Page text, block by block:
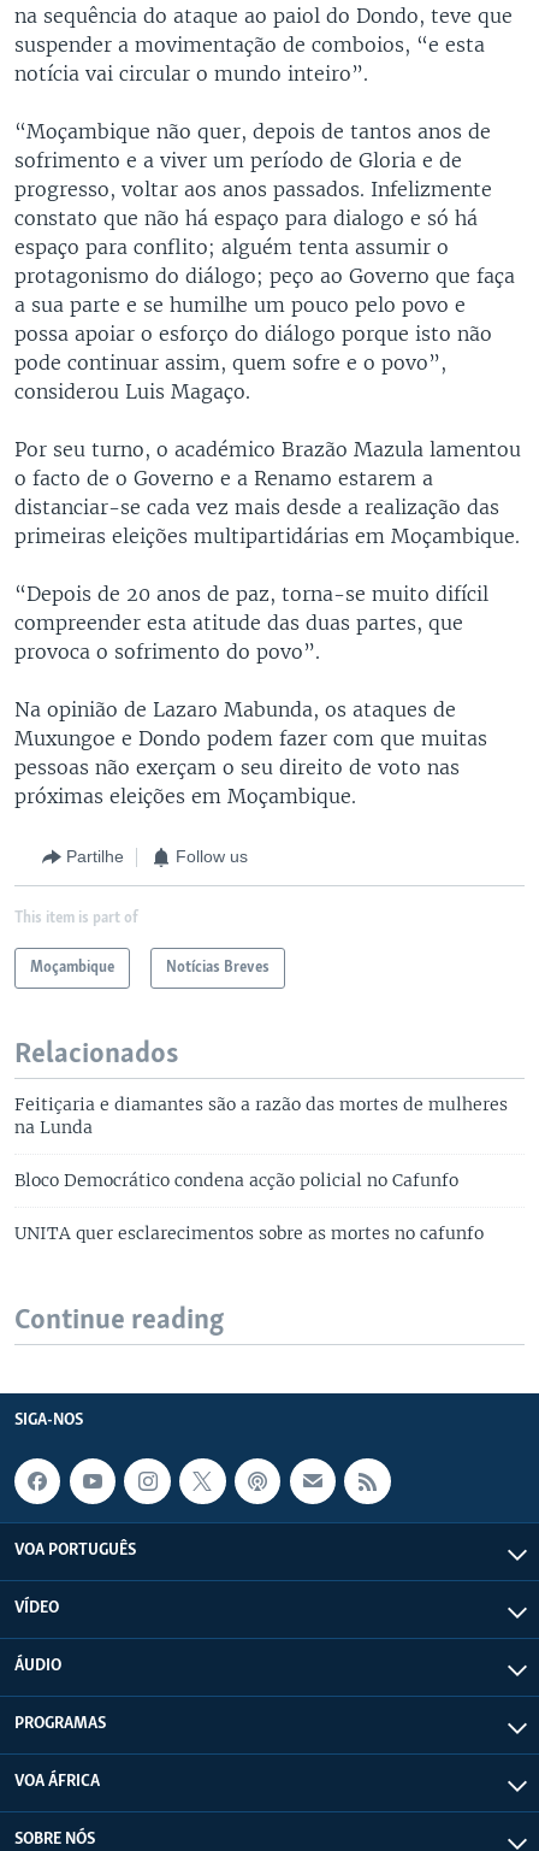
na sequência do ataque ao paiol do Dondo, teve que
suspender a movimentação de comboios, “e esta
notícia vai circular o mundo inteiro”.
“Moçambique não quer, depois de tantos anos de
sofrimento e a viver um período de Gloria e de
progresso, voltar aos anos passados. Infelizmente
constato que não há espaço para dialogo e só há
espaço para conflito; alguém tenta assumir o
protagonismo do diálogo; peço ao Governo que faça
a sua parte e se humilhe um pouco pelo povo e
possa apoiar o esforço do diálogo porque isto não
pode continuar assim, quem sofre e o povo”,
considerou Luis Magaço.
Por seu turno, o académico Brazão Mazula lamentou
o facto de o Governo e a Renamo estarem a
distanciar-se cada vez mais desde a realização das
primeiras eleições multipartidárias em Moçambique.
“Depois de 20 anos de paz, torna-se muito difícil
compreender esta atitude das duas partes, que
provoca o sofrimento do povo”.
Na opinião de Lazaro Mabunda, os ataques de
Muxungoe e Dondo podem fazer com que muitas
pessoas não exerçam o seu direito de voto nas
próximas eleições em Moçambique.
Partilhe Follow us
This item is part of
Moçambique Notícias Breves
Relacionados
Feitiçaria e diamantes são a razão das mortes de mulheres
na Lunda
Bloco Democrático condena acção policial no Cafunfo
UNITA quer esclarecimentos sobre as mortes no cafunfo
Continue reading
SIGA-NOS
VOA PORTUGUÊS
VÍDEO
ÁUDIO
PROGRAMAS
VOA ÁFRICA
SOBRE NÓS